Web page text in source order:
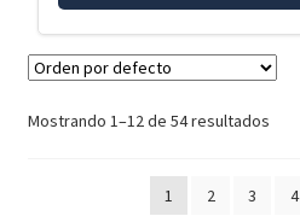
Mostrando 1–12 de 54 resultados
1 2 3 4